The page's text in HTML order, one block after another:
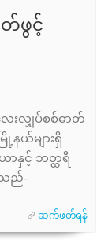
ဖွင့်
းလျှပ်စစ်ဓာတ်
ြို့နယ်များရှိ
နှင့် ဘတ္ထရီ
သည်-
ဆက်ဖတ်ရန်